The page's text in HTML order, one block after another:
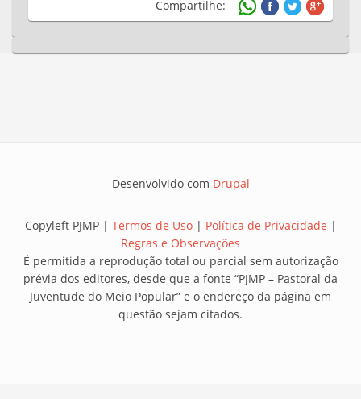
Compartilhe:
Desenvolvido com Drupal
Copyleft PJMP | Termos de Uso| Política de Privacidade |
Regras e Observações
É permitida a reprodução total ou parcial sem autorização
prévia dos editores, desde que a fonte “PJMP – Pastoral da
Juventude do Meio Popular” e o endereço da página em
questão sejam citados.